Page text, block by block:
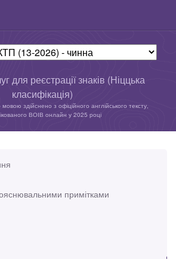
для реєстрації знаків (Ніццька
класифікація)
здійснено з офіційного англійського тексту,
ВОІВ онлайн у 2025 році
примітками